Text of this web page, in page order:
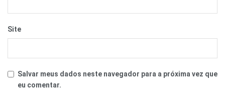
Site
Salvar meus dados neste navegador para a próxima vez que
eu comentar.